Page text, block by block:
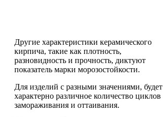
Другие характеристики керамического
кирпича, такие как плотность,
разновидность и прочность, диктуют
показатель марки морозостойкости.
Для изделий с разными значениями, будет
характерно различное количество циклов
замораживания и оттаивания.